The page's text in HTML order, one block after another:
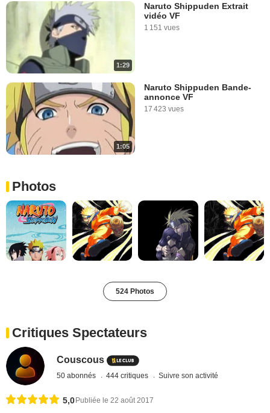
1:29
Naruto Shippuden Extrait
vidéo VF
1 151 vues
1:05
Naruto Shippuden Bande-
annonce VF
17 423 vues
Photos
524 Photos
Critiques Spectateurs
Couscous
50 abonnés 444 critiques Suivre son activité
5,0 Publiée le 22 août 2017